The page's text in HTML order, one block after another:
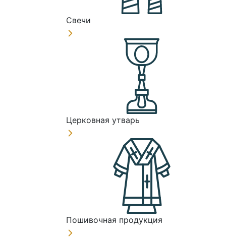
Свечи
Церковная утварь
Пошивочная продукция